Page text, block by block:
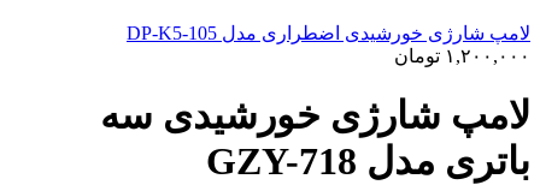
لامپ شارژی خورشیدی اضطراری مدل DP-K5-105
۱,۲۰۰,۰۰۰ تومان
لامپ شارژی خورشیدی سه
باتری مدل GZY-718